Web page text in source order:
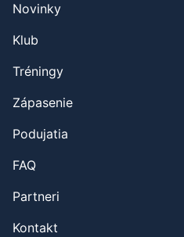
Novinky
Klub
Tréningy
Zápasenie
Podujatia
FAQ
Partneri
Kontakt